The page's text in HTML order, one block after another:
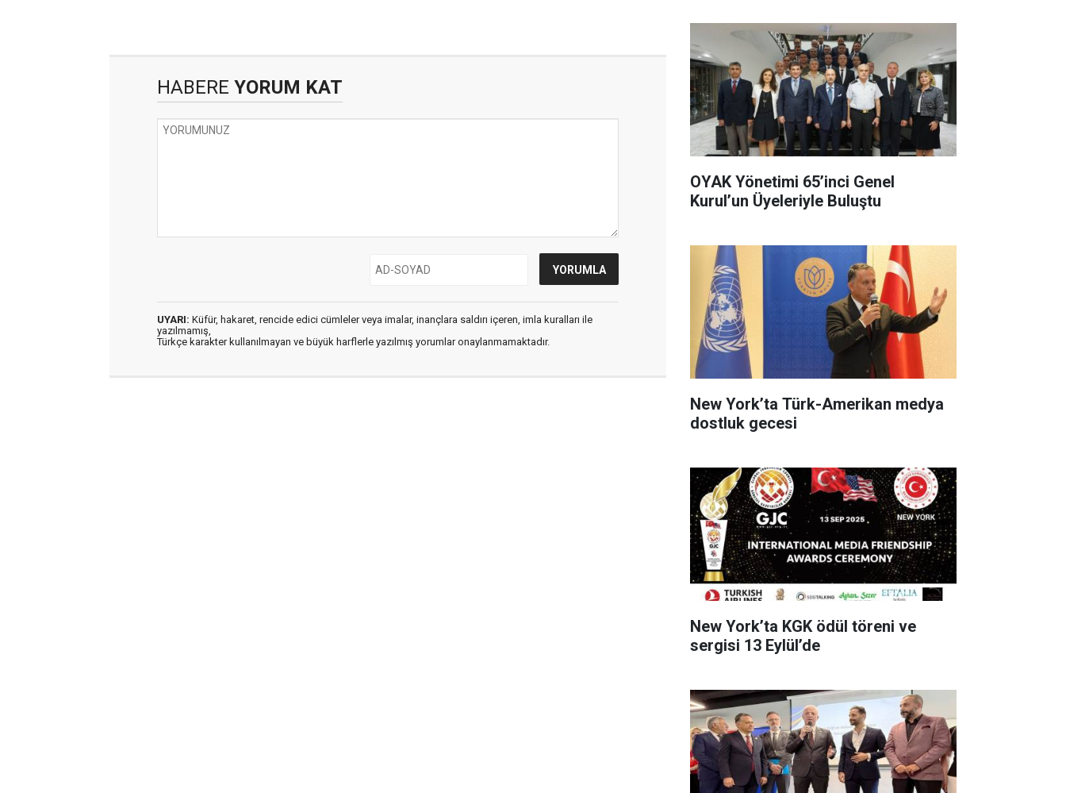
HABERE YORUM KAT
UYARI: Küfür, hakaret, rencide edici cümleler veya imalar, inançlara saldırı içeren, imla kuralları ile
yazılmamış,
Türkçe karakter kullanılmayan ve büyük harflerle yazılmış yorumlar onaylanmamaktadır.
OYAK Yönetimi 65’inci Genel
Kurul’un Üyeleriyle Buluştu
New York’ta Türk-Amerikan medya
dostluk gecesi
New York’ta KGK ödül töreni ve
sergisi 13 Eylül’de